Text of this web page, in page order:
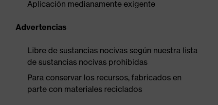
Aplicación medianamente exigente
Advertencias
Libre de sustancias nocivas según nuestra lista
de sustancias nocivas prohibidas
Para conservar los recursos, fabricados en
parte con materiales reciclados